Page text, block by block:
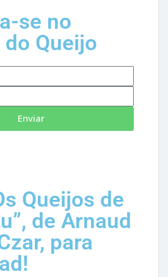
se no
Queijo
Enviar
Queijos de
de Arnaud
para